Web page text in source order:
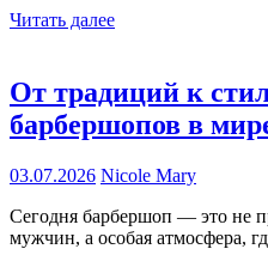
Читать далее
От традиций к
барбершопов в
03.07.2026 Nicole Mary
Сегодня барбершоп — это не
мужчин, а особая атмосфера,